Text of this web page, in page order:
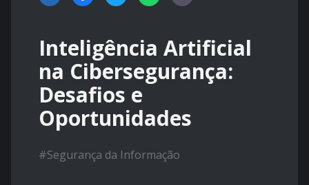
Inteligência Artificial
na Cibersegurança:
Desafios e
Oportunidades
#Segurança da Informação